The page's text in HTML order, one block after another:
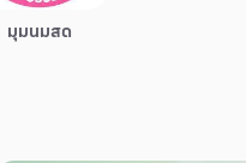
มุมนมสด